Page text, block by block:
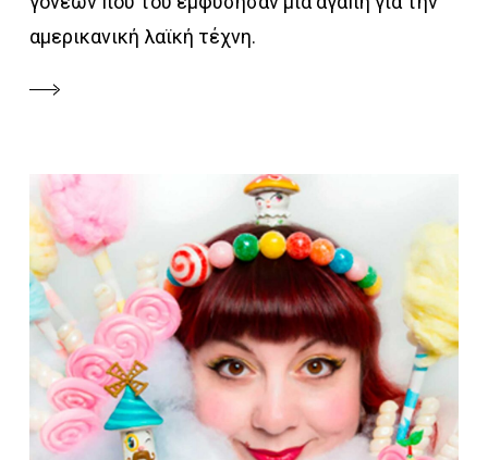
αμερικανική λαϊκή τέχνη.